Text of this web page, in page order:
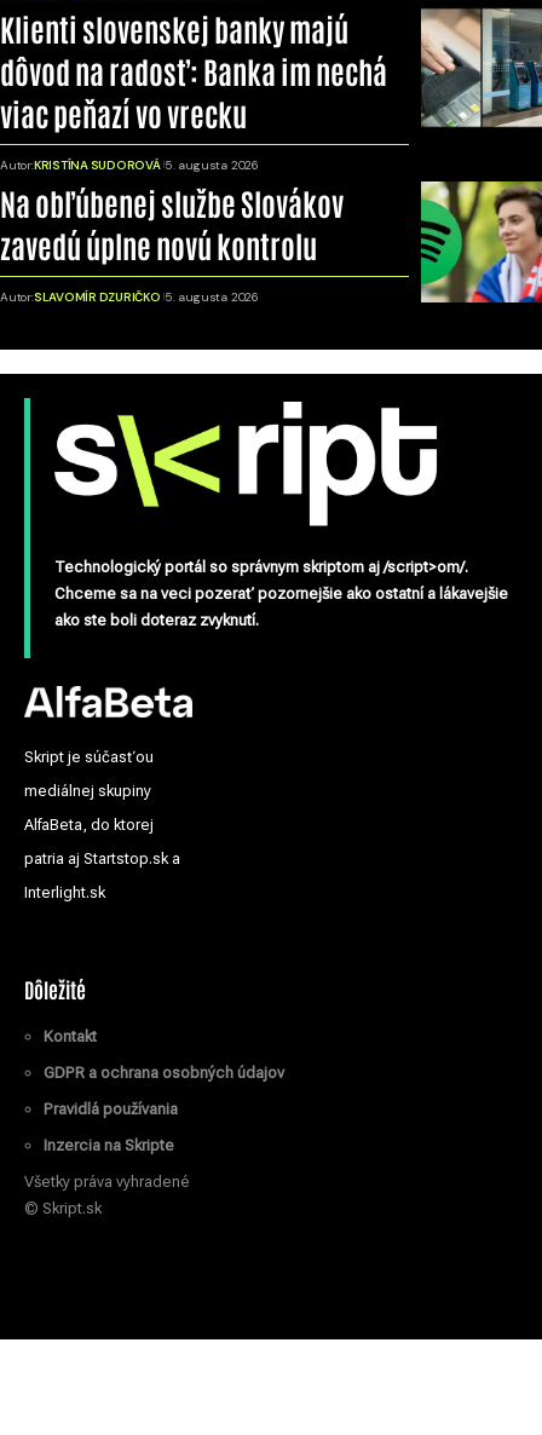
Klienti slovenskej banky majú
dôvod na radosť: Banka im nechá
viac peňazí vo vrecku
Autor:KRISTÍNA SUDOROVÁ 5. augusta 2026
Na obľúbenej službe Slovákov
zavedú úplne novú kontrolu
Autor:SLAVOMÍR DZURIČKO 5. augusta 2026
Technologický portál so správnym skriptom aj /script>om/.
Chceme sa na veci pozerať pozornejšie ako ostatní a lákavejšie
ako ste boli doteraz zvyknutí.
Skript je súčasťou
mediálnej skupiny
AlfaBeta, do ktorej
patria aj Startstop.sk a
Interlight.sk
Dôležité
Kontakt
GDPR a ochrana osobných údajov
Pravidlá používania
Inzercia na Skripte
Všetky práva vyhradené
© Skript.sk